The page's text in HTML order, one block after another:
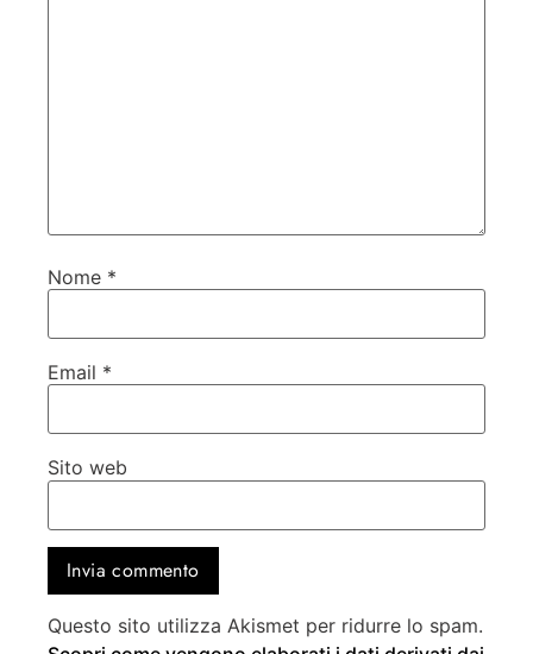
Nome *
Email *
Sito web
Questo sito utilizza Akismet per ridurre lo spam.